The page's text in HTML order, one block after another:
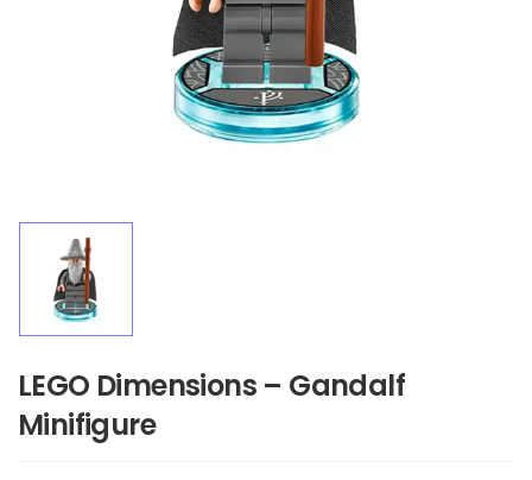
LEGO Dimensions – Gandalf
Minifigure